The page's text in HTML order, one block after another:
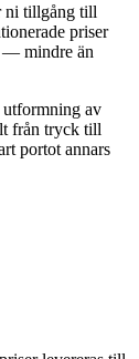
ni tillgång till
priser
— mindre än
utformning av
från tryck till
portot annars